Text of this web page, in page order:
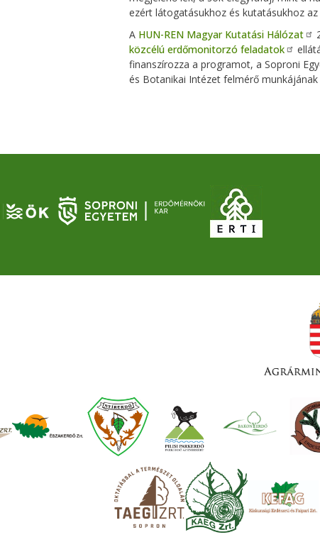
ezért látogatásukhoz és kutatásukhoz az
A HUN-REN Magyar Kutatási Hálózat
közcélú erdőmonitorzó feladatok
finanszírozza a programot, a Soproni
és Botanikai Intézet felmérő